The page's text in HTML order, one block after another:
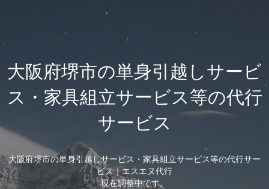
大阪府堺市の単身引越しサービ
ス・家具組立サービス等の代行
サービス
大阪府堺市の単身引越しサービス・家具組立サービス等の代行サー
ビス｜エスエヌ代行
現在調整中です。